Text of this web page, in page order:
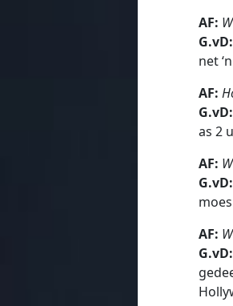
AF:
G.vD:
net
AF:
G.vD:
as 2
AF:
G.vD:
AF:
G.vD: